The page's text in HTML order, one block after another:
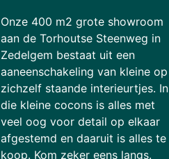
Onze 400 m2 grote showroom
aan de Torhoutse Steenweg in
Zedelgem bestaat uit een
aaneenschakeling van kleine op
zichzelf staande interieurtjes. In
die kleine cocons is alles met
veel oog voor detail op elkaar
afgestemd en daaruit is alles te
koop. Kom zeker eens langs.